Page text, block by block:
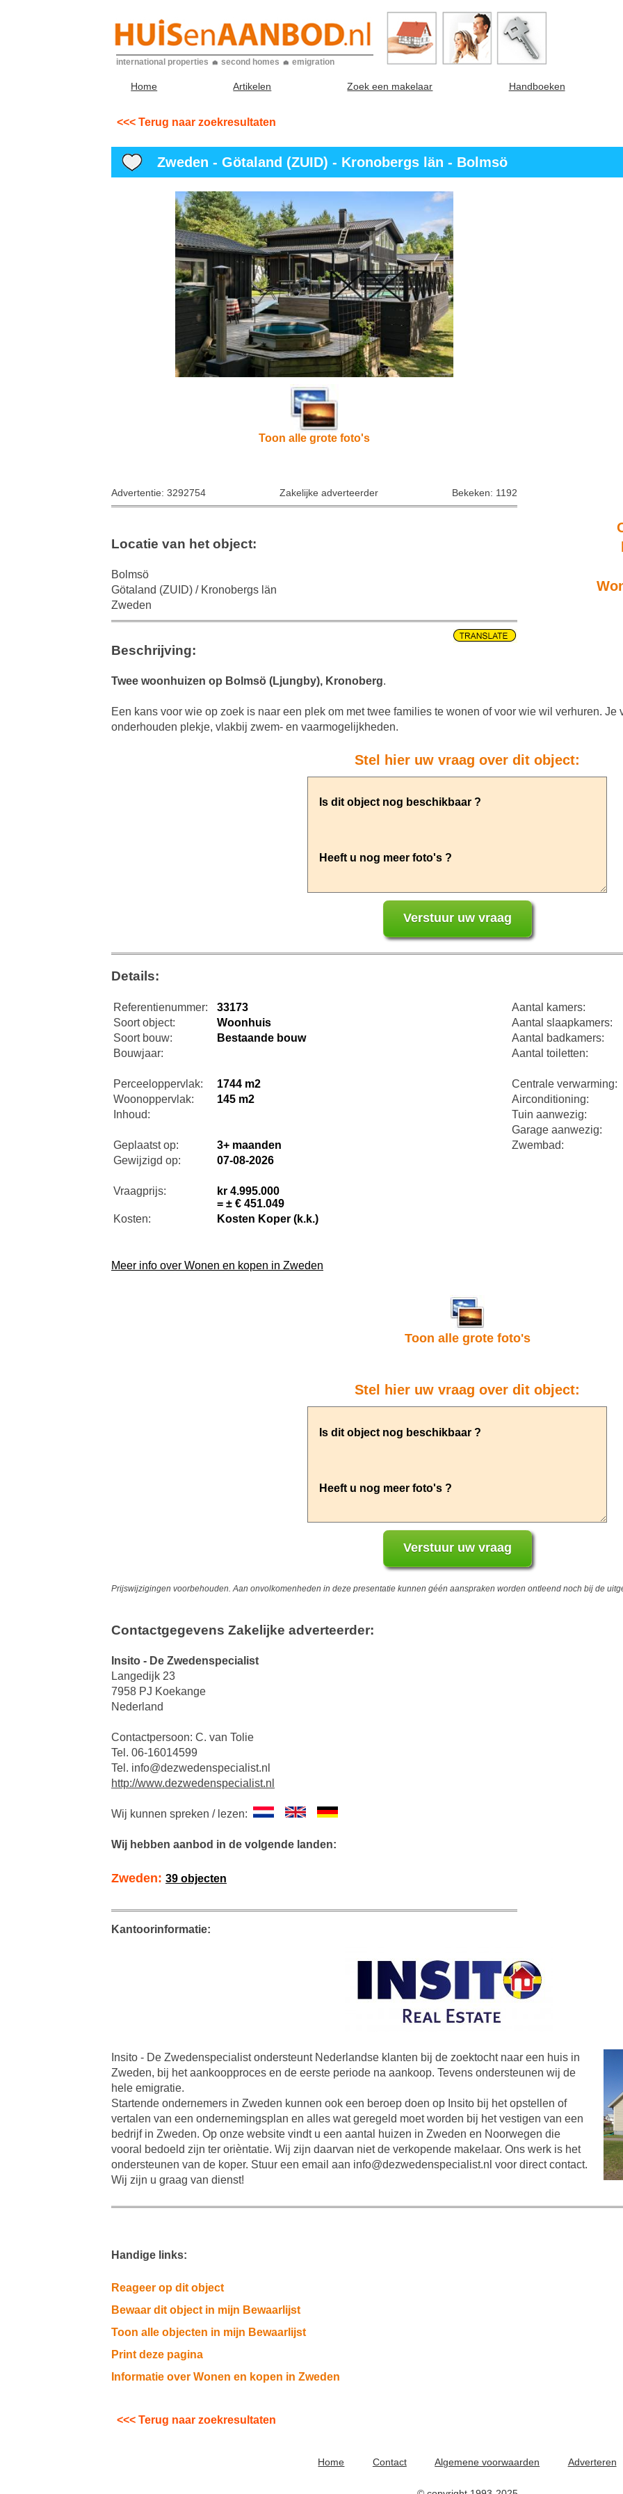
international properties second homes emigration
Home Artikelen Zoek een makelaar Handboeken
<<< Terug naar zoekresultaten
Zweden - Götaland (ZUID) - Kronobergs län - Bolmsö
Toon alle grote foto's
Advertentie: 3292754 Zakelijke adverteerder Bekeken: 1192
Locatie van het object:
Bolmsö
Götaland (ZUID) / Kronobergs län
Zweden
Beschrijving:
Twee woonhuizen op Bolmsö (Ljungby), Kronoberg.
Een kans voor wie op zoek is naar een plek om met twee families te wonen of voor wie wil verhuren. Je
onderhouden plekje, vlakbij zwem- en vaarmogelijkheden.
Stel hier uw vraag over dit object:
Details:
Referentienummer:
33173
Soort object:
Woonhuis
Soort bouw:
Bestaande bouw
Bouwjaar:
Perceeloppervlak:
1744 m2
Woonoppervlak:
145 m2
Inhoud:
Geplaatst op:
3+ maanden
Gewijzigd op:
07-08-2026
Vraagprijs:
kr 4.995.000
= ± € 451.049
Kosten:
Kosten Koper (k.k.)
Aantal kamers:
Aantal slaapkamers:
Aantal badkamers:
Aantal toiletten:
Centrale verwarming:
Airconditioning:
Tuin aanwezig:
Garage aanwezig:
Zwembad:
Meer info over Wonen en kopen in Zweden
Toon alle grote foto's
Stel hier uw vraag over dit object:
Prijswijzigingen voorbehouden. Aan onvolkomenheden in deze presentatie kunnen géén aanspraken worden ontleend noch bij de
Contactgegevens Zakelijke adverteerder:
Insito - De Zwedenspecialist
Langedijk 23
7958 PJ Koekange
Nederland
Contactpersoon: C. van Tolie
Tel. 06-16014599
Tel. info@dezwedenspecialist.nl
http://www.dezwedenspecialist.nl
Wij kunnen spreken / lezen:
Wij hebben aanbod in de volgende landen:
Zweden: 39 objecten
Kantoorinformatie:
Insito - De Zwedenspecialist ondersteunt Nederlandse klanten bij de zoektocht naar een huis in
Zweden, bij het aankoopproces en de eerste periode na aankoop. Tevens ondersteunen wij de
hele emigratie.
Startende ondernemers in Zweden kunnen ook een beroep doen op Insito bij het opstellen of
vertalen van een ondernemingsplan en alles wat geregeld moet worden bij het vestigen van een
bedrijf in Zweden. Op onze website vindt u een aantal huizen in Zweden en Noorwegen die
vooral bedoeld zijn ter orièntatie. Wij zijn daarvan niet de verkopende makelaar. Ons werk is het
ondersteunen van de koper. Stuur een email aan info@dezwedenspecialist.nl voor direct contact.
Wij zijn u graag van dienst!
Handige links:
Reageer op dit object
Bewaar dit object in mijn Bewaarlijst
Toon alle objecten in mijn Bewaarlijst
Print deze pagina
Informatie over Wonen en kopen in Zweden
<<< Terug naar zoekresultaten
Home Contact Algemene voorwaarden Adverteren